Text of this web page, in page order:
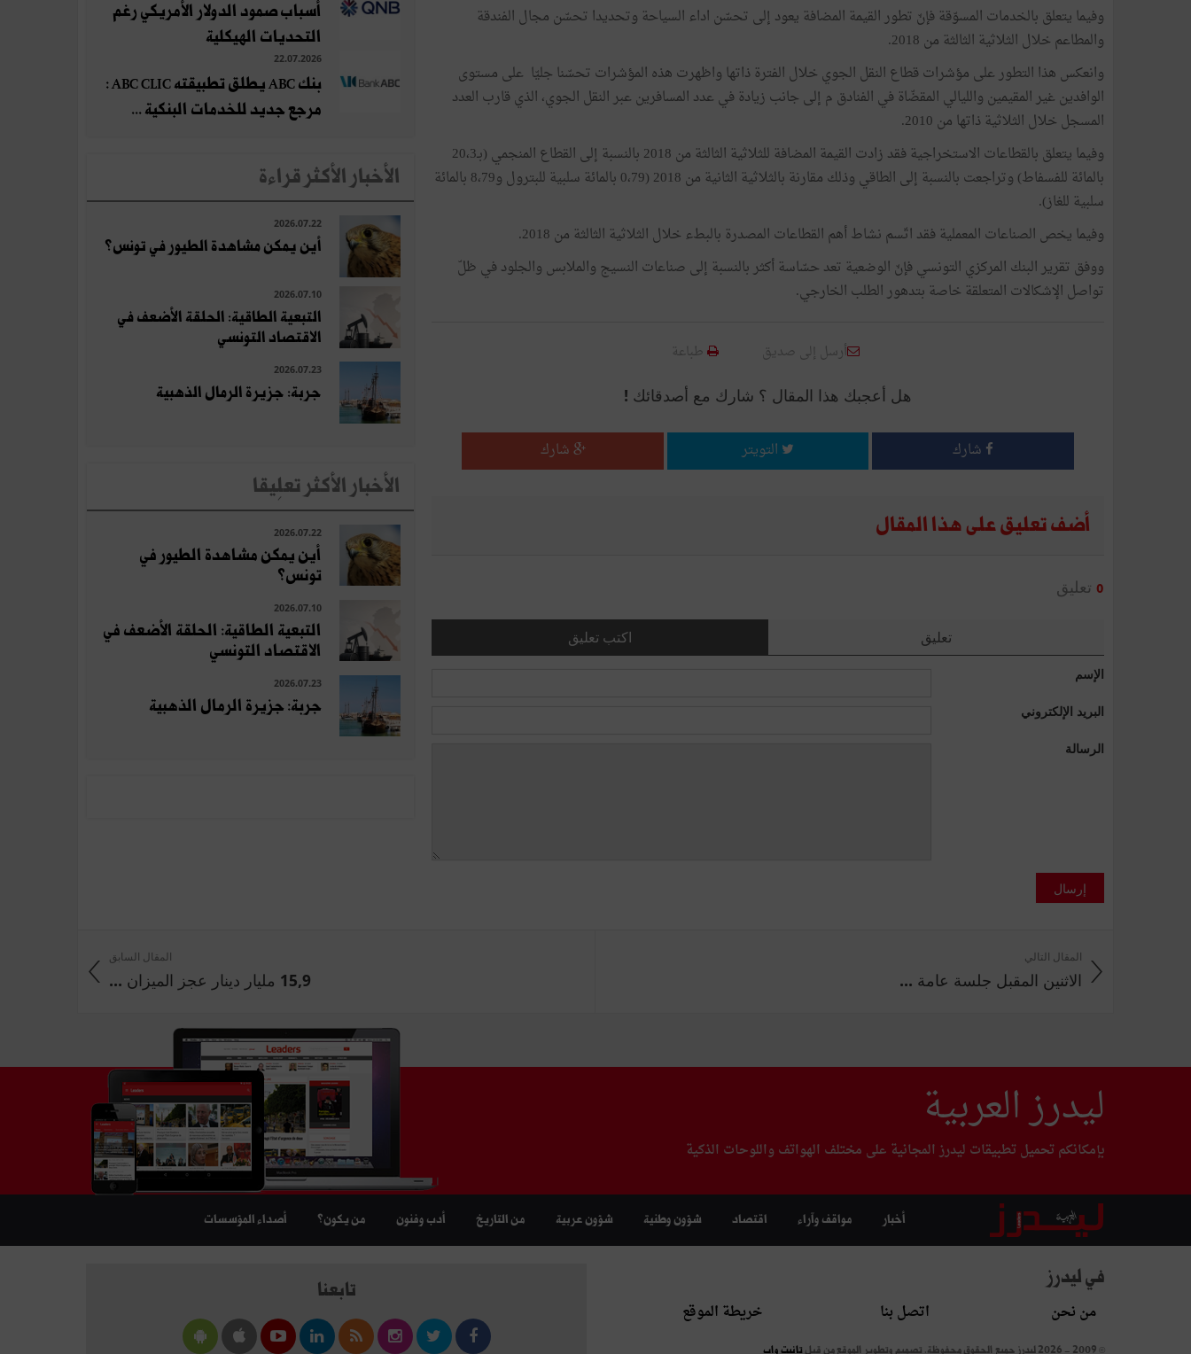
وفيما يتعلق بالخدمات المسوّقة فإنّ تطور القيمة المضافة يعود إلى تحسّن اداء السياحة وتحديدا تحسّن مجال الفندقة
والمطاعم خلال الثلاثية الثالثة من 2018.
وانعكس هذا التطور على مؤشرات قطاع النقل الجوي خلال الفترة ذاتها واظهرت هذه المؤشرات تحسّنا جليّا على مستوى
الوافدين غير المقيمين والليالي المقضّاة في الفنادق م إلى جانب زيادة في عدد المسافرين عبر النقل الجوي، الذي قارب العدد
المسجل خلال الثلاثية ذاتها من 2010.
وفيما يتعلق بالقطاعات الاستخراجية فقد زادت القيمة المضافة للثلاثية الثالثة من 2018 بالنسبة إلى القطاع المنجمي (بـ20،3
بالمائة للفسفاط) وتراجعت بالنسبة إلى الطاقي وذلك مقارنة بالثلاثية الثانية من 2018 (0،79 بالمائة سلبية للبترول و8،79 بالمائة
سلبية للغاز).
وفيما يخص الصناعات المعملية فقد اتّسم نشاط أهم القطاعات المصدرة بالبطء خلال الثلاثية الثالثة من 2018.
ووفق تقرير البنك المركزي التونسي فإنّ الوضعية تعد حسّاسة أكثر بالنسبة إلى صناعات النسيج والملابس والجلود في ظلّ
تواصل الإشكالات المتعلقة خاصة بتدهور الطلب الخارجي.
أرسل إلى صديق طباعة
هل أعجبك هذا المقال ؟ شارك مع أصدقائك !
شارك التويتر شارك
أضف تعليق على هذا المقال
0 تعليق
اكتب تعليق تعليق
الإسم
البريد الإلكتروني
الرسالة
إرسال
أسباب صمود الدولار الأمريكي رغم
التحديات الهيكلية
22.07.2026
بنك ABC يطلق تطبيقته ABC CLIC :
مرجع جديد للخدمات البنكية ...
الأخبار الأكثر قراءة
2026.07.22
أين يمكن مشاهدة الطيور في تونس؟
2026.07.10
التبعية الطاقية: الحلقة الأضعف في
الاقتصاد التونسي
2026.07.23
جربة: جزيرة الرمال الذهبية
الأخبار الأكثر تعلِيقا
2026.07.22
أين يمكن مشاهدة الطيور في
تونس؟
2026.07.10
التبعية الطاقية: الحلقة الأضعف في
الاقتصاد التونسي
2026.07.23
جربة: جزيرة الرمال الذهبية
المقال السابق
15,9 مليار دينار عجز الميزان ...
المقال التالي
الاثنين المقبل جلسة عامة ...
ليدرز العربية
بإمكانكم تحميل تطبيقات ليدرز المجانية على مختلف الهواتف واللوحات الذكية
أخبار مواقف وآراء اقتصاد شؤون وطنية شؤون عربية من التاريخ أدب وفنون من يكون؟ أصداء المؤسسات
في ليدرز
من نحن اتصل بنا خريطة الموقع
© 2009 - 2026 ليدرز جميع الحقوق محفوظة. تصميم وتطوير الموقع من قبل تانيت واب
تابعنا